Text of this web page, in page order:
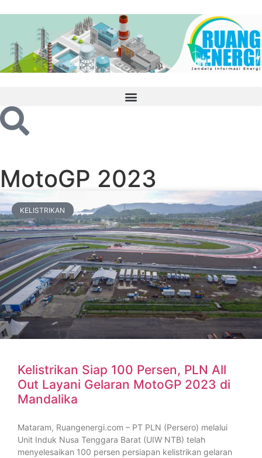
MotoGP 2023
KELISTRIKAN
Kelistrikan Siap 100 Persen, PLN All
Out Layani Gelaran MotoGP 2023 di
Mandalika
Mataram, Ruangenergi.com – PT PLN (Persero) melalui
Unit Induk Nusa Tenggara Barat (UIW NTB) telah
menyelesaikan 100 persen persiapan kelistrikan gelaran